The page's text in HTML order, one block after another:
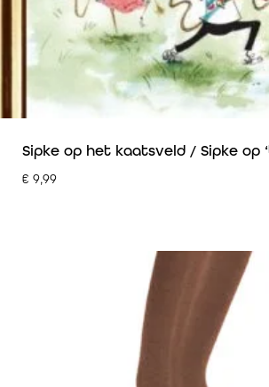
Sipke op het kaatsveld / Sipke op
€ 9,99